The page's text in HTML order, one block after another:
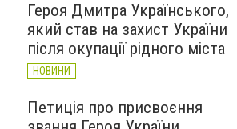
Героя Дмитра Українського,
який став на захист України
після окупації рідного міста
НОВИНИ
Петиція про присвоєння